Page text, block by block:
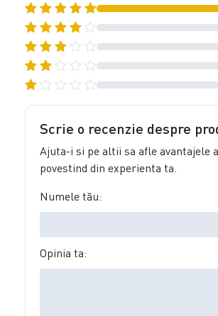
Scrie o recenzie despre
Ajuta-i si pe altii sa afle avantajele
povestind din experienta ta.
Numele tău:
Opinia ta: